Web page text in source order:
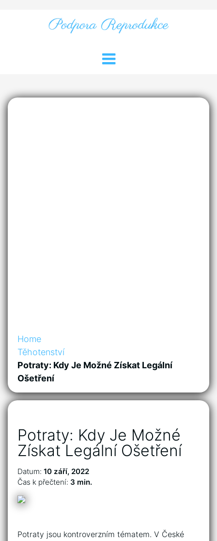
Home
Těhotenství
Potraty: Kdy Je Možné Získat Legální
Ošetření
Potraty: Kdy Je Možné
Získat Legální Ošetření
Datum: 10 září, 2022
Čas k přečtení: 3 min.
Potraty jsou kontroverzním tématem. V České